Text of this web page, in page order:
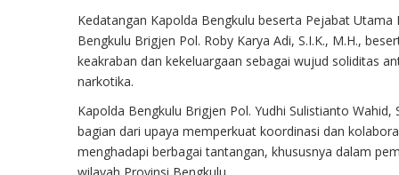
Kedatangan Kapolda Bengkulu beserta Pejabat
Bengkulu Brigjen Pol. Roby Karya Adi, S.I.K., M.H.,
keakraban dan kekeluargaan sebagai wujud soliditas
narkotika.
Kapolda Bengkulu Brigjen Pol. Yudhi Sulistianto
bagian dari upaya memperkuat koordinasi dan
menghadapi berbagai tantangan, khususnya dalam